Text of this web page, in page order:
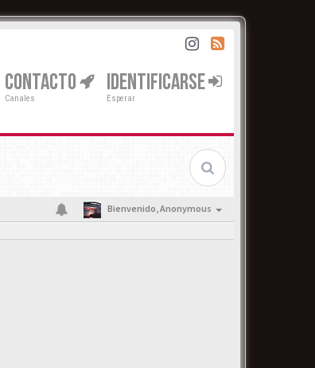
CONTACTO
Canales
IDENTIFICARSE
Esperar
Bienvenido,Anonymous